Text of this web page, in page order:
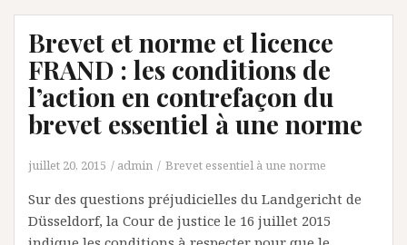
Brevet et norme et licence
FRAND : les conditions de
l’action en contrefaçon du
brevet essentiel à une norme
juillet 20, 2015 admin Brevet essentiel à une norme
Sur des questions préjudicielles du Landgericht de
Düsseldorf, la Cour de justice le 16 juillet 2015